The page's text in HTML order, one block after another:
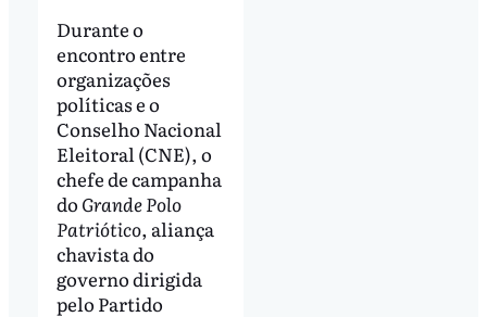
Durante o
encontro entre
organizações
políticas e o
Conselho Nacional
Eleitoral (CNE), o
chefe de campanha
do Grande Polo
Patriótico, aliança
chavista do
governo dirigida
pelo Partido